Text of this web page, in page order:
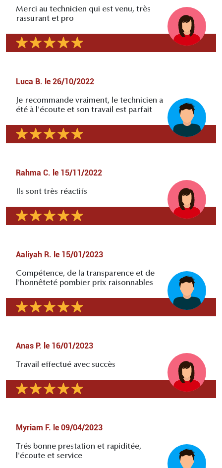
Merci au technicien qui est venu, très
rassurant et pro
Luca B. le 26/10/2022
Je recommande vraiment, le technicien a
été à l'écoute et son travail est parfait
Rahma C. le 15/11/2022
Ils sont très réactifs
Aaliyah R. le 15/01/2023
Compétence, de la transparence et de
l'honnêteté pombier prix raisonnables
Anas P. le 16/01/2023
Travail effectué avec succès
Myriam F. le 09/04/2023
Trés bonne prestation et rapiditée,
l'écoute et service